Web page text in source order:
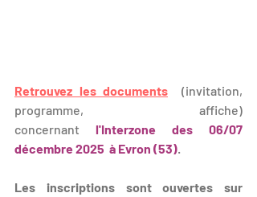
Retrouvez les documents (invitation,
programme, affiche)
concernant
l'Interzone des 06/07
décembre 2025  à Evron (53).
Les inscriptions sont ouvertes sur